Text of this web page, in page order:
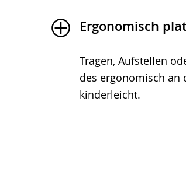
Ergonomisch
Tragen, Aufstellen
des ergonomisch an
kinderleicht.